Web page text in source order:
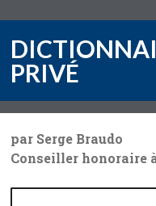
PRIVÉ
par Serge Braudo
Conseiller honoraire